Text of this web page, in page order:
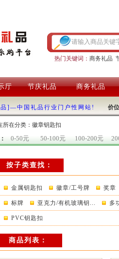
热门关键词： 商务礼品
厅 节庆礼品 商务礼品
]—中国礼品行业门户性网站! 价
所在分类：徽章钥匙扣
0-50元 50-100元 100-200元
按子类查找：
金属钥匙扣 徽章/工号牌 奖章
标牌 亚克力/有机玻璃钥... 多
PVC钥匙扣
商品列表：